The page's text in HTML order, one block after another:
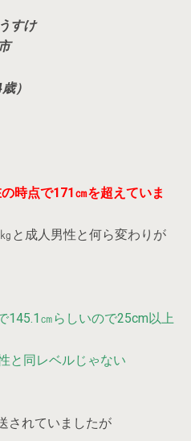
すけ
）
時点で171㎝を超えていま
と成人男性と何ら変わりが
145.1㎝らしいので25cm以上
と同レベルじゃない
されていましたが